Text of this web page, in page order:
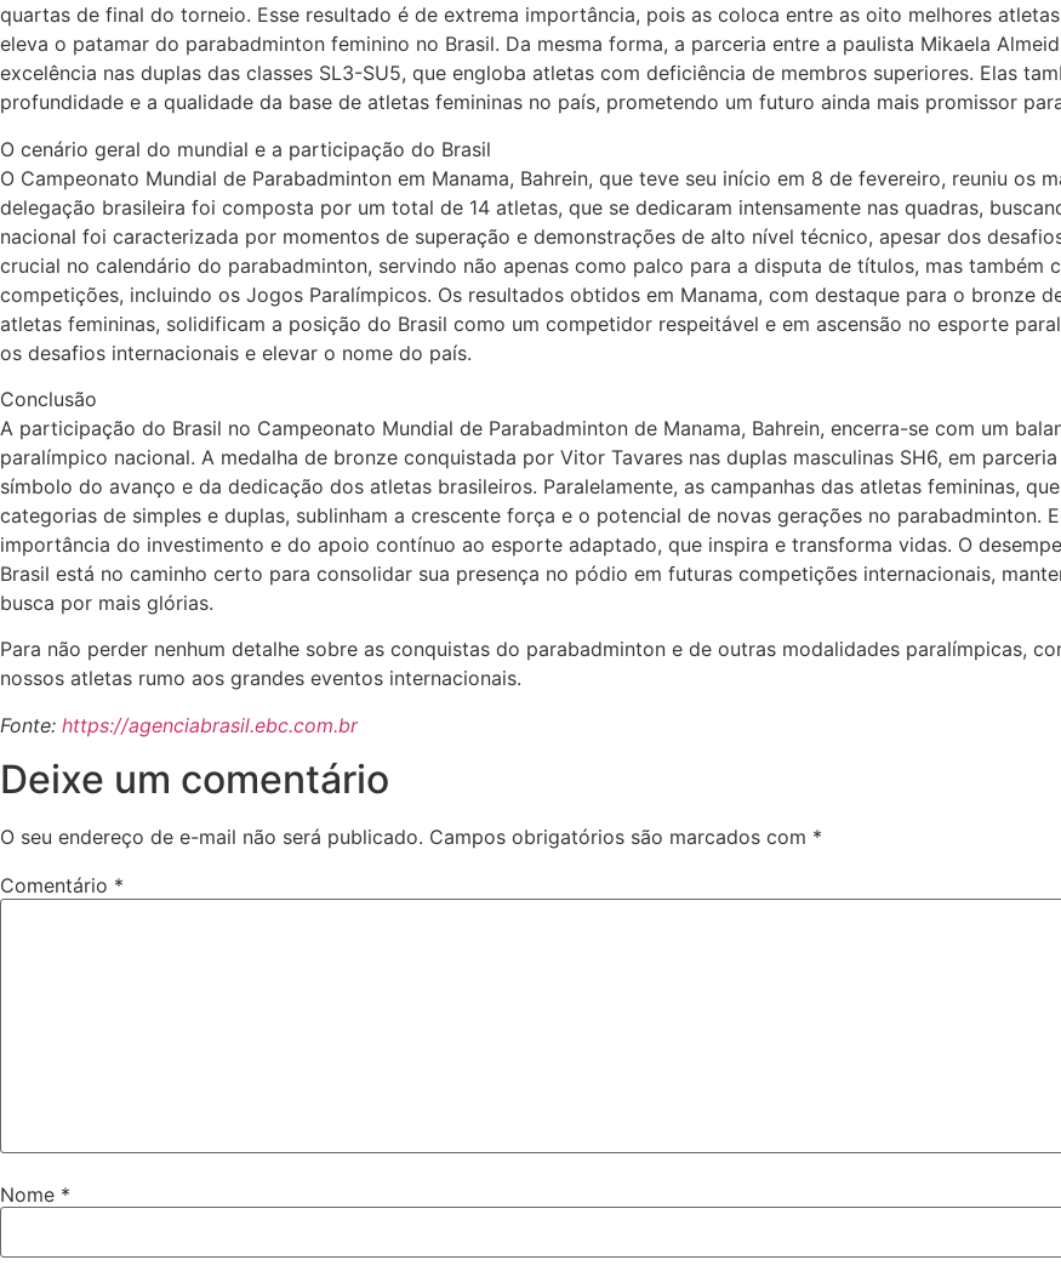
quartas de final do torneio. Esse resultado é de extrema importância, pois as coloca entre as oito melhores
eleva o patamar do parabadminton feminino no Brasil. Da mesma forma, a parceria entre a paulista Mikaela
excelência nas duplas das classes SL3-SU5, que engloba atletas com deficiência de membros superiores. Elas
profundidade e a qualidade da base de atletas femininas no país, prometendo um futuro ainda mais promissor
O cenário geral do mundial e a participação do Brasil
O Campeonato Mundial de Parabadminton em Manama, Bahrein, que teve seu início em 8 de fevereiro, reuniu os
delegação brasileira foi composta por um total de 14 atletas, que se dedicaram intensamente nas quadras,
nacional foi caracterizada por momentos de superação e demonstrações de alto nível técnico, apesar dos
crucial no calendário do parabadminton, servindo não apenas como palco para a disputa de títulos, mas
competições, incluindo os Jogos Paralímpicos. Os resultados obtidos em Manama, com destaque para o bronze
atletas femininas, solidificam a posição do Brasil como um competidor respeitável e em ascensão no esporte
os desafios internacionais e elevar o nome do país.
Conclusão
A participação do Brasil no Campeonato Mundial de Parabadminton de Manama, Bahrein, encerra-se com um
paralímpico nacional. A medalha de bronze conquistada por Vitor Tavares nas duplas masculinas SH6, em
símbolo do avanço e da dedicação dos atletas brasileiros. Paralelamente, as campanhas das atletas femininas,
categorias de simples e duplas, sublinham a crescente força e o potencial de novas gerações no parabadminton.
importância do investimento e do apoio contínuo ao esporte adaptado, que inspira e transforma vidas. O
Brasil está no caminho certo para consolidar sua presença no pódio em futuras competições internacionais,
busca por mais glórias.
Para não perder nenhum detalhe sobre as conquistas do parabadminton e de outras modalidades paralímpicas,
nossos atletas rumo aos grandes eventos internacionais.
Fonte: https://agenciabrasil.ebc.com.br
Deixe um comentário
O seu endereço de e-mail não será publicado. Campos obrigatórios são marcados com *
Comentário *
Nome *